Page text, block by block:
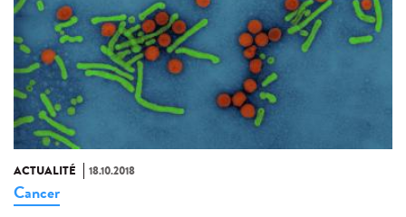
ACTUALITÉ 18.10.2018
Cancer